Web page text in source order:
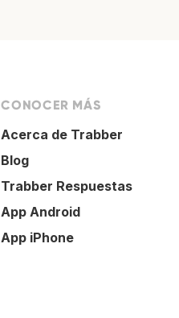
CONOCER MÁS
Acerca de Trabber
Blog
Trabber Respuestas
App Android
App iPhone